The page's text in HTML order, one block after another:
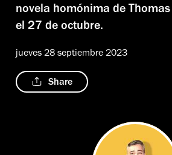
novela homónima de
el 27 de octubre.
jueves 28 septiembre 2023
Share